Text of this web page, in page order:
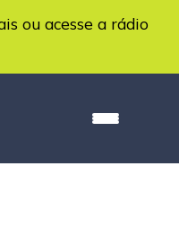
ou acesse a rádio